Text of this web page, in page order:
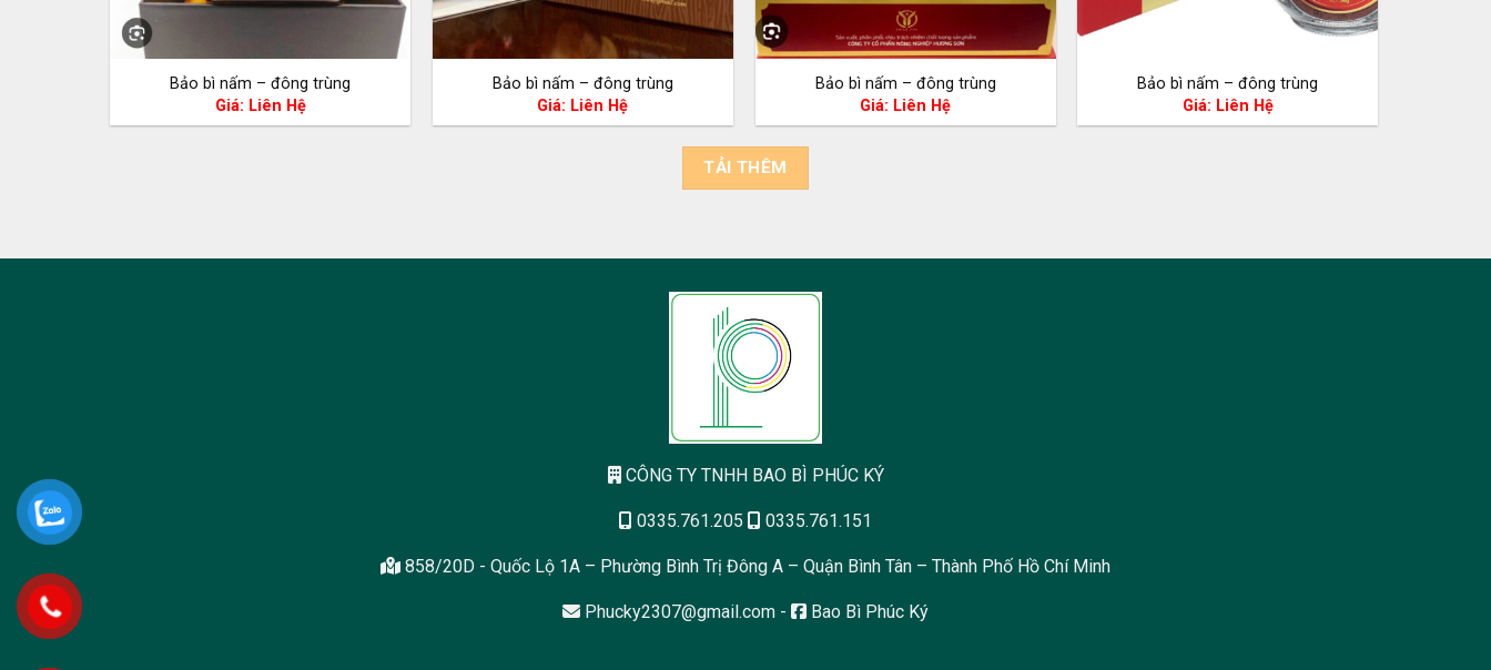
Bảo bì nấm – đông trùng
Giá: Liên Hệ
Bảo bì nấm – đông trùng
Giá: Liên Hệ
Bảo bì nấm – đông trùng
Giá: Liên Hệ
Bảo bì nấm – đông trùng
Giá: Liên Hệ
TẢI THÊM
CÔNG TY TNHH BAO BÌ PHÚC KÝ
0335.761.205 0335.761.151
858/20D - Quốc Lộ 1A – Phường Bình Trị Đông A – Quận Bình Tân – Thành Phố Hồ Chí Minh
Phucky2307@gmail.com - Bao Bì Phúc Ký